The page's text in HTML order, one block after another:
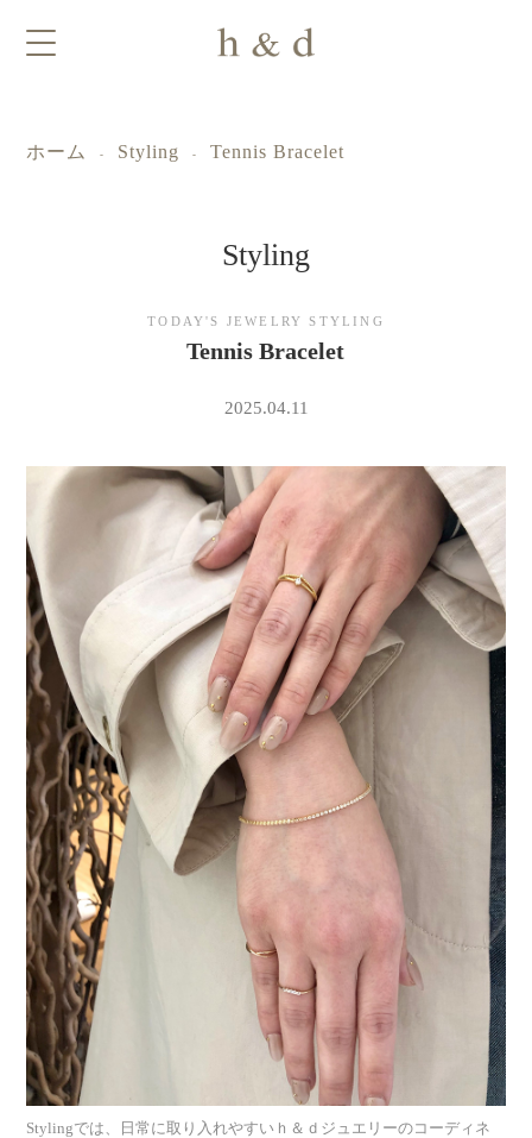
ホーム - Styling - Tennis Bracelet
Styling
ジ
ュ
エ
リ
ー
｜
Tennis
Bracelet
｜
高
見
TODAY'S JEWELRY STYLING
Tennis Bracelet
2025.04.11
Stylingでは、日常に取り入れやすいｈ＆ｄジュエリーのコーディネ